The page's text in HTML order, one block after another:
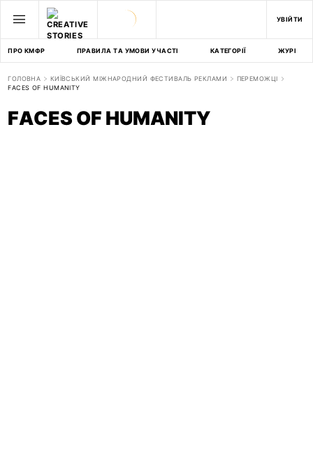
УВІЙТИ
ПРО КМФР ПРАВИЛА ТА УМОВИ УЧАСТІ КАТЕГОРІЇ ЖУРІ
ГОЛОВНА КИЇВСЬКИЙ МІЖНАРОДНИЙ ФЕСТИВАЛЬ РЕКЛАМИ
ПЕРЕМОЖЦІ
FACES OF HUMANITY
FACES OF HUMANITY